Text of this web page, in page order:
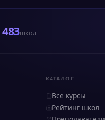
483школ
КАТАЛОГ
Все курсы
Рейтинг школ